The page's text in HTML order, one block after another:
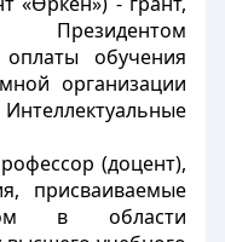
Президентом
оплаты обучения
организации
(доцент),
присваиваемые
в области